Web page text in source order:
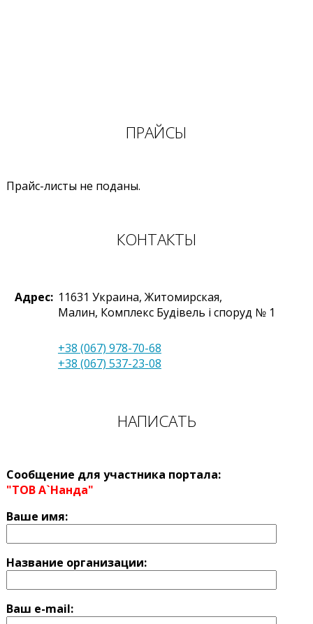
ПРАЙСЫ
Прайс-листы не поданы.
КОНТАКТЫ
Адрес: 11631 Украина, Житомирская,
Малин, Комплекс Будівель і споруд № 1
+38 (067) 978-70-68
+38 (067) 537-23-08
НАПИСАТЬ
Сообщение для участника портала:
"ТОВ А`Нанда"
Ваше имя:
Название оргaнизации:
Ваш e-mail: